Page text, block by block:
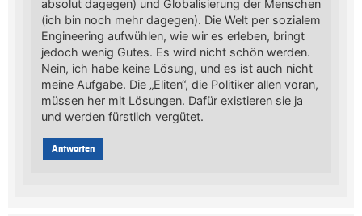
absolut dagegen) und Globalisierung der Menschen
(ich bin noch mehr dagegen). Die Welt per sozialem
Engineering aufwühlen, wie wir es erleben, bringt
jedoch wenig Gutes. Es wird nicht schön werden.
Nein, ich habe keine Lösung, und es ist auch nicht
meine Aufgabe. Die „Eliten“, die Politiker allen voran,
müssen her mit Lösungen. Dafür existieren sie ja
und werden fürstlich vergütet.
Antworten